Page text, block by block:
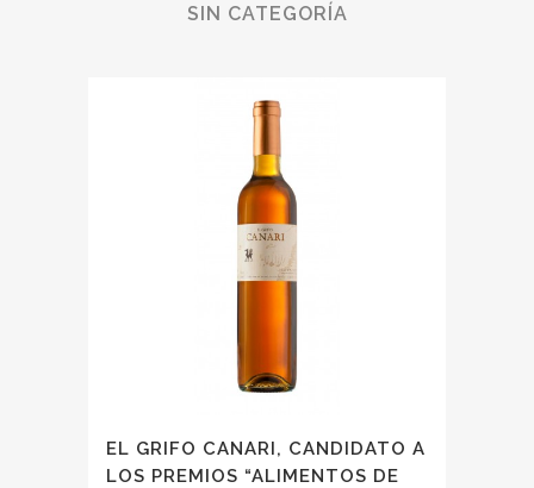
SIN CATEGORÍA
EL GRIFO CANARI, CANDIDATO A
LOS PREMIOS “ALIMENTOS DE